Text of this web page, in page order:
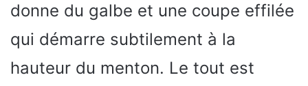
donne du galbe et une coupe effilée
qui démarre subtilement à la
hauteur du menton. Le tout est